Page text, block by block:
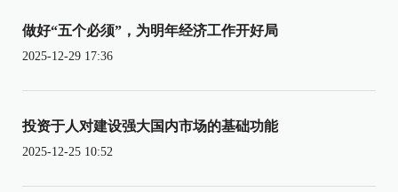
做好“五个必须”，为明年经济工作开好局
2025-12-29 17:36
投资于人对建设强大国内市场的基础功能
2025-12-25 10:52